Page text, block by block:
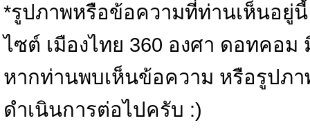
*รูปภาพหรือข้อความที่ท่านเห็นอยู่นี้
ไซต์ เมืองไทย 360 องศา ดอทคอม
หากท่านพบเห็นข้อความ หรือรูปภ
ดำเนินการต่อไปครับ :)